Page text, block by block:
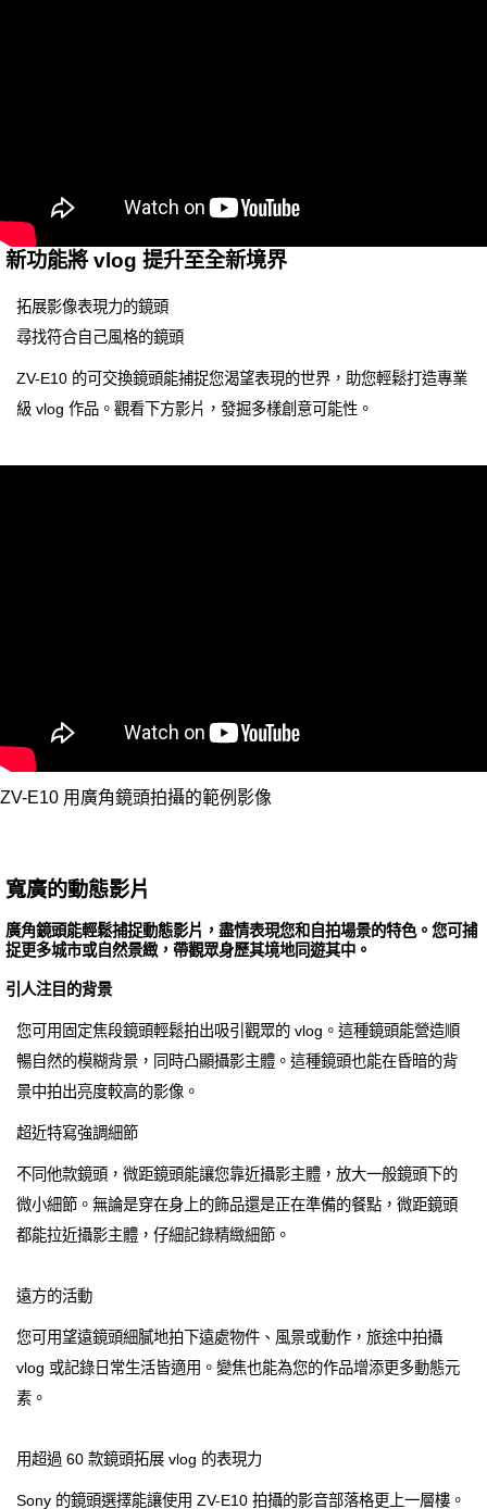
新功能將 vlog 提升至全新境界
拓展影像表現力的鏡頭
尋找符合自己風格的鏡頭
ZV-E10 的可交換鏡頭能捕捉您渴望表現的世界，助您輕鬆打造專業
級 vlog 作品。觀看下方影片，發掘多樣創意可能性。
ZV-E10 用廣角鏡頭拍攝的範例影像
寬廣的動態影片
廣角鏡頭能輕鬆捕捉動態影片，盡情表現您和自拍場景的特色。您可捕
捉更多城市或自然景緻，帶觀眾身歷其境地同遊其中。
引人注目的背景
您可用固定焦段鏡頭輕鬆拍出吸引觀眾的 vlog。這種鏡頭能營造順
暢自然的模糊背景，同時凸顯攝影主體。這種鏡頭也能在昏暗的背
景中拍出亮度較高的影像。
超近特寫強調細節
不同他款鏡頭，微距鏡頭能讓您靠近攝影主體，放大一般鏡頭下的
微小細節。無論是穿在身上的飾品還是正在準備的餐點，微距鏡頭
都能拉近攝影主體，仔細記錄精緻細節。
遠方的活動
您可用望遠鏡頭細膩地拍下遠處物件、風景或動作，旅途中拍攝
vlog 或記錄日常生活皆適用。變焦也能為您的作品增添更多動態元
素。
用超過 60 款鏡頭拓展 vlog 的表現力
Sony 的鏡頭選擇能讓使用 ZV-E10 拍攝的影音部落格更上一層樓。